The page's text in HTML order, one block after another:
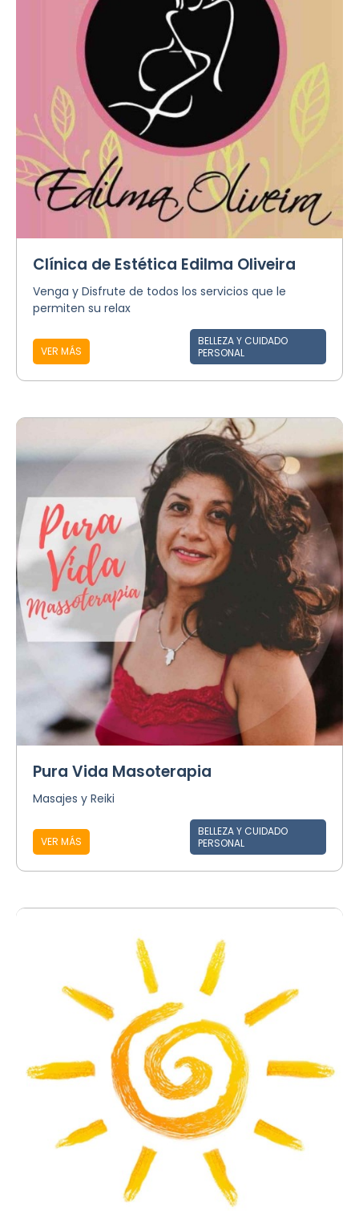
Clínica de Estética Edilma Oliveira
Venga y Disfrute de todos los servicios que le
permiten su relax
VER MÁS
BELLEZA Y CUIDADO
PERSONAL
Pura Vida Masoterapia
Masajes y Reiki
VER MÁS
BELLEZA Y CUIDADO
PERSONAL